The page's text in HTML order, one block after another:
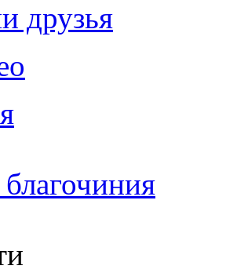
друзья